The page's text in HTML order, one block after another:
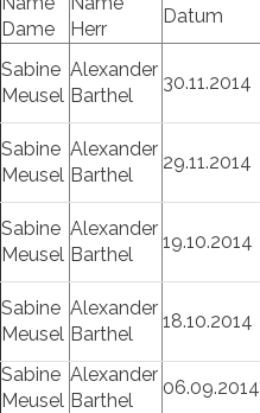
Dame
Herr
Datum
Sabine
Meusel
Alexander
Barthel
30.11.2014
Sabine
Meusel
Alexander
Barthel
29.11.2014
Sabine
Meusel
Alexander
Barthel
19.10.2014
Sabine
Meusel
Alexander
Barthel
18.10.2014
Sabine
Meusel
Alexander
Barthel
06.09.2014